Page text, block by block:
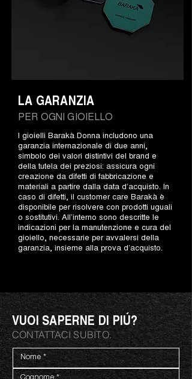
PER OGNI GIOIELLO
LA GARANZIA
I gioielli Barakà Donna includono una
garanzia internazionale di due anni,
simbolo dei valori distintivi del brand e
della tutela dei preziosi: assicura ogni
creazione da difetti di fabbricazione e
materiali a partire dalla data d’acquisto. In
caso di difetti, il customer care Barakà è
disponibile per risolvere con prodotti uguali
o sostitutivi. All’interno sono descritte le
indicazioni per la manutenzione e cura del
gioiello, necessarie per avvalersi della
garanzia, insieme alla prova d’acquisto.
VUOI SAPERNE DI PIÚ?
CONTATTACI SUBITO.